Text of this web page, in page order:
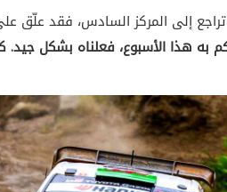
إلى المركز السادس، فقد علّق
به هذا الأسبوع، فعلناه بشكل جيد.